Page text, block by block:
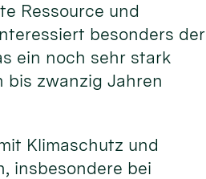
Ressource und
besonders der
ein noch sehr stark
bis zwanzig Jahren
Klimaschutz und
insbesondere bei